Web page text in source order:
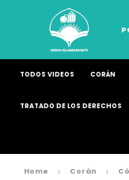
TODOS VIDEOS CORÁN
TRATADO DE LOS DERECHOS
Home Corán